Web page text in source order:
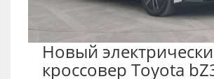
Новый
кроссовер Toyota